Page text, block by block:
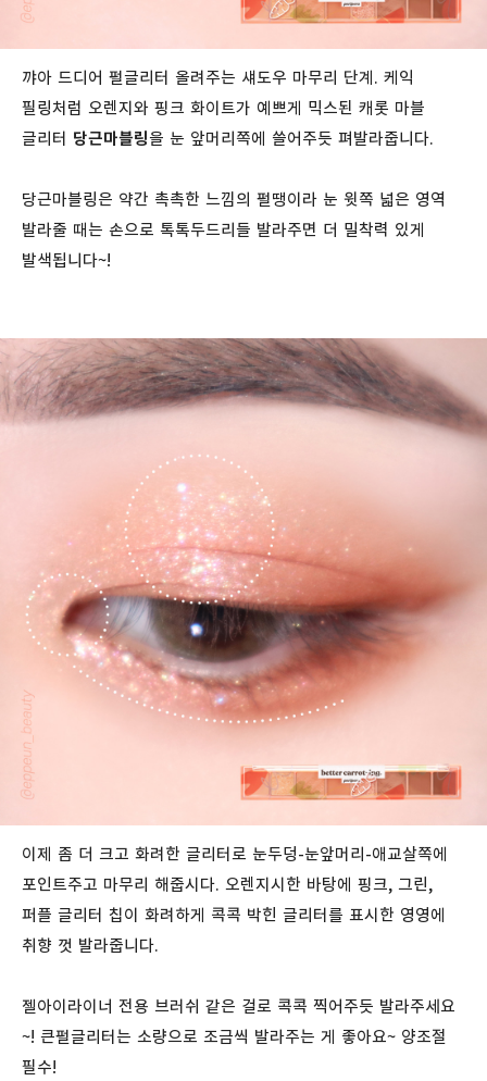
꺄아 드디어 펄글리터 올려주는 섀도우 마무리 단계. 케익
필링처럼 오렌지와 핑크 화이트가 예쁘게 믹스된 캐롯 마블
글리터 당근마블링을 눈 앞머리쪽에 쓸어주듯 펴발라줍니다.
당근마블링은 약간 촉촉한 느낌의 펄땡이라 눈 윗쪽 넓은 영역
발라줄 때는 손으로 톡톡두드리들 발라주면 더 밀착력 있게
발색됩니다~!
이제 좀 더 크고 화려한 글리터로 눈두덩-눈앞머리-애교살쪽에
포인트주고 마무리 해줍시다. 오렌지시한 바탕에 핑크, 그린,
퍼플 글리터 칩이 화려하게 콕콕 박힌 글리터를 표시한 영영에
취향 껏 발라줍니다.
젤아이라이너 전용 브러쉬 같은 걸로 콕콕 찍어주듯 발라주세요
~! 큰펄글리터는 소량으로 조금씩 발라주는 게 좋아요~ 양조절
필수!